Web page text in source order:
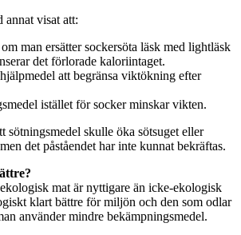
annat visat att:
man ersätter sockersöta läsk med lightläsk
det förlorade kaloriintaget.
att begränsa viktökning efter
istället för socker minskar vikten.
sötningsmedel skulle öka sötsuget eller
det påståendet har inte kunnat bekräftas.
mat är nyttigare än icke-ekologisk
klart bättre för miljön och den som odlar
använder mindre bekämpningsmedel.